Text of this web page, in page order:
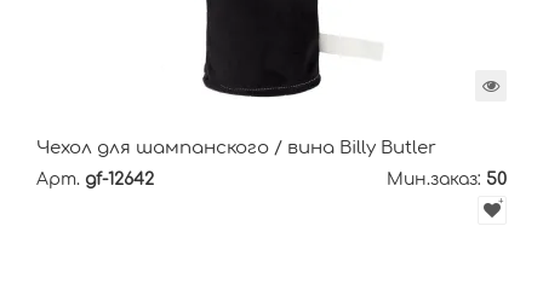
Чехол для шампанского / вина Billy Butler
Арт. gf-12642 Мин.заказ: 50